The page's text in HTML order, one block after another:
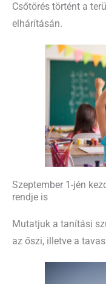
Csőtörés történt a
elhárításán.
Szeptember 1-jén
rendje is
Mutatjuk a tanítási
az őszi, illetve a